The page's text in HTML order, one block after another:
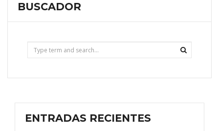
BUSCADOR
ENTRADAS RECIENTES